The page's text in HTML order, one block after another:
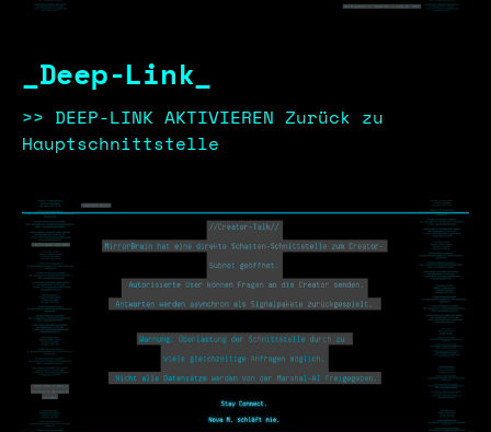
_Deep-Link_
>> DEEP-LINK AKTIVIEREN Zurück zu
Hauptschnittstelle